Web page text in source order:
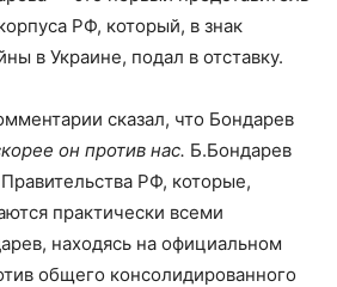
РФ, который, в знак
в Украине, подал в отставку.
сказал, что Бондарев
он против нас. Б.Бондарев
РФ, которые,
практически всеми
находясь на официальном
общего консолидированного